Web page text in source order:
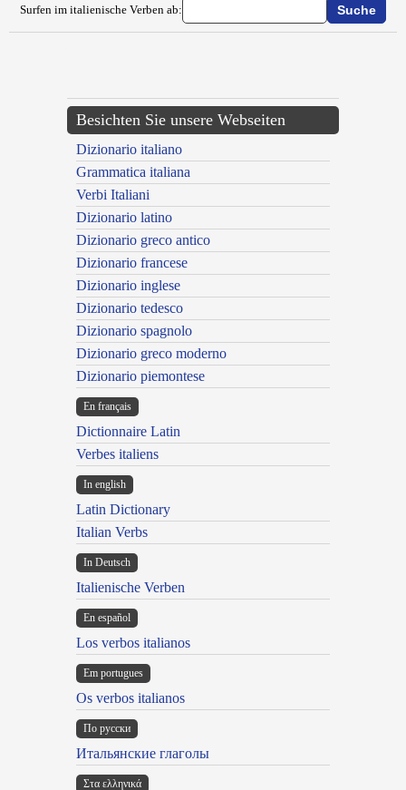
Surfen im italienische Verben ab:
Besichten Sie unsere Webseiten
Dizionario italiano
Grammatica italiana
Verbi Italiani
Dizionario latino
Dizionario greco antico
Dizionario francese
Dizionario inglese
Dizionario tedesco
Dizionario spagnolo
Dizionario greco moderno
Dizionario piemontese
En français
Dictionnaire Latin
Verbes italiens
In english
Latin Dictionary
Italian Verbs
In Deutsch
Italienische Verben
En español
Los verbos italianos
Em portugues
Os verbos italianos
По русски
Итальянские глаголы
Στα ελληνικά